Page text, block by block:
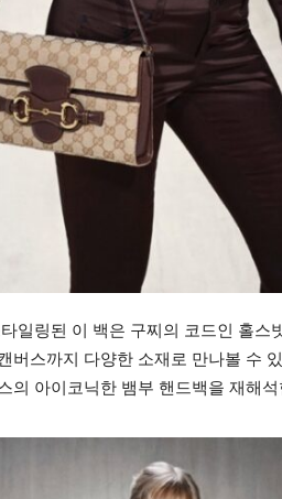
일링된 이 백은 구찌의 코드인 홀스
버스까지 다양한 소재로 만나볼 수
의 아이코닉한 뱀부 핸드백을 재해